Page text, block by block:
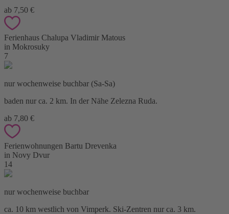
ab 7,50 €
Ferienhaus Chalupa Vladimir Matous
in Mokrosuky
7
nur wochenweise buchbar (Sa-Sa)
baden nur ca. 2 km. In der Nähe Zelezna Ruda.
ab 7,80 €
Ferienwohnungen Bartu Drevenka
in Novy Dvur
14
nur wochenweise buchbar
ca. 10 km westlich von Vimperk. Ski-Zentren nur ca. 3 km.